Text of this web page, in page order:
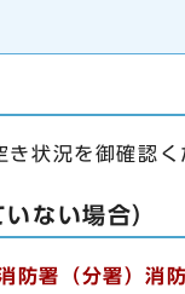
状況を御確認く
ない場合）
防署（分署）消